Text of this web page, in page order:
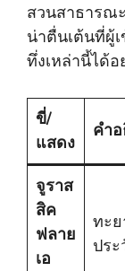
สวนสาธารณ
น่าตื่นเต้นที่ผู้
ทึ่งเหล่านี้ได้อ
ขี่/
แสดง
คำ
จูราส
สิค
ฟลาย
เอ
ทะ
ปร